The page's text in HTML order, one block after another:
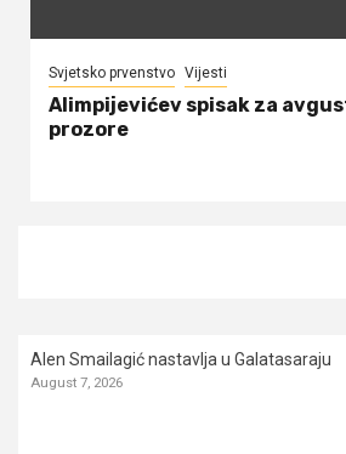
Svjetsko prvenstvo Vijesti
Alimpijevićev spisak za
prozore
Alen Smailagić nastavlja u Galatasaraju
August 7, 2026